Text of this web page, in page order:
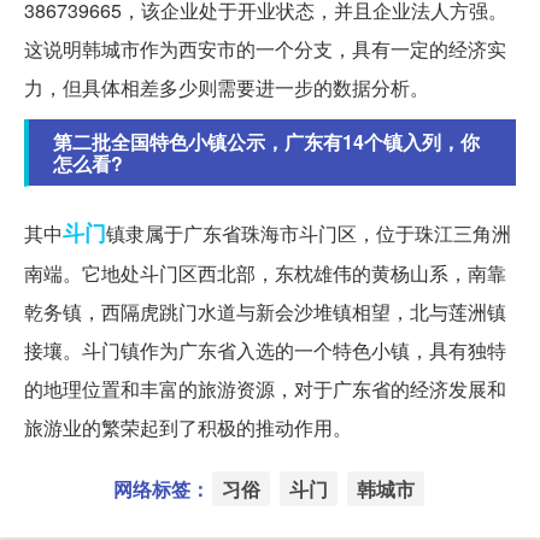
386739665，该企业处于开业状态，并且企业法人方强。
这说明韩城市作为西安市的一个分支，具有一定的经济实
力，但具体相差多少则需要进一步的数据分析。
第二批全国特色小镇公示，广东有14个镇入列，你
怎么看?
其中斗门镇隶属于广东省珠海市斗门区，位于珠江三角洲
南端。它地处斗门区西北部，东枕雄伟的黄杨山系，南靠
乾务镇，西隔虎跳门水道与新会沙堆镇相望，北与莲洲镇
接壤。斗门镇作为广东省入选的一个特色小镇，具有独特
的地理位置和丰富的旅游资源，对于广东省的经济发展和
旅游业的繁荣起到了积极的推动作用。
网络标签： 习俗 斗门 韩城市